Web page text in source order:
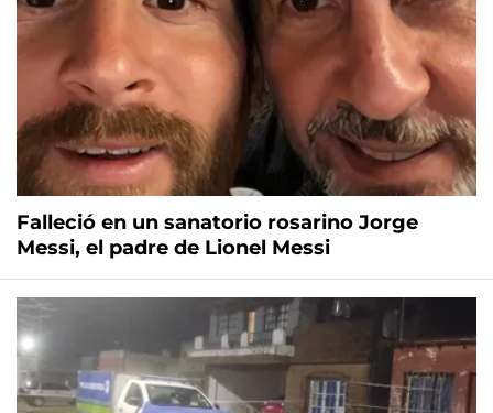
Falleció en un sanatorio rosarino Jorge
Messi, el padre de Lionel Messi